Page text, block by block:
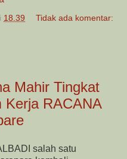
18.39 Tidak ada komentar:
Mahir Tingkat
Kerja RACANA
salah satu